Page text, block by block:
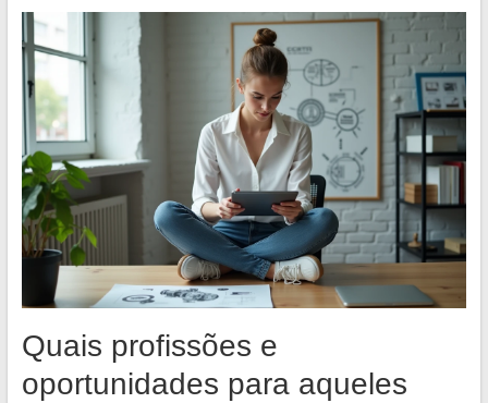
Quais profissões e
oportunidades para aqueles